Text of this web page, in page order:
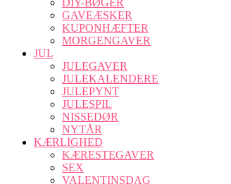
DIY-BØGER
GAVEÆSKER
KUPONHÆFTER
MORGENGAVER
JUL
JULEGAVER
JULEKALENDERE
JULEPYNT
JULESPIL
NISSEDØR
NYTÅR
KÆRLIGHED
KÆRESTEGAVER
SEX
VALENTINSDAG